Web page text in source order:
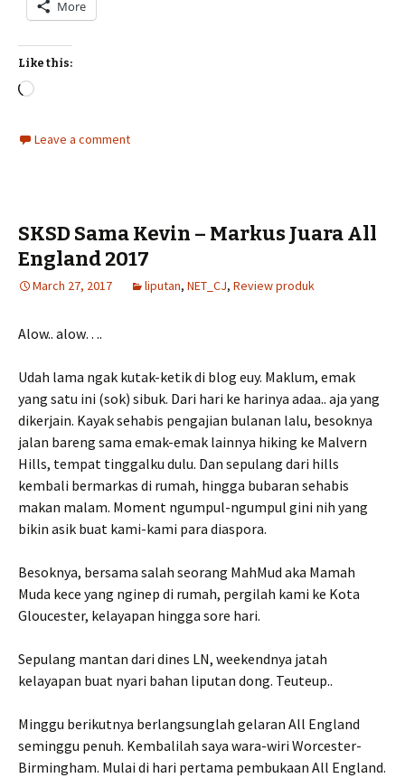
More
Like this:
Loading…
Leave a comment
SKSD Sama Kevin – Markus Juara All
England 2017
March 27, 2017 liputan, NET_CJ, Review produk
Alow.. alow….
Udah lama ngak kutak-ketik di blog euy. Maklum, emak
yang satu ini (sok) sibuk. Dari hari ke harinya adaa.. aja yang
dikerjain. Kayak sehabis pengajian bulanan lalu, besoknya
jalan bareng sama emak-emak lainnya hiking ke Malvern
Hills, tempat tinggalku dulu. Dan sepulang dari hills
kembali bermarkas di rumah, hingga bubaran sehabis
makan malam. Moment ngumpul-ngumpul gini nih yang
bikin asik buat kami-kami para diaspora.
Besoknya, bersama salah seorang MahMud aka Mamah
Muda kece yang nginep di rumah, pergilah kami ke Kota
Gloucester, kelayapan hingga sore hari.
Sepulang mantan dari dines LN, weekendnya jatah
kelayapan buat nyari bahan liputan dong. Teuteup..
Minggu berikutnya berlangsunglah gelaran All England
seminggu penuh. Kembalilah saya wara-wiri Worcester-
Birmingham. Mulai di hari pertama pembukaan All England.